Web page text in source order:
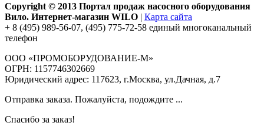
Copyright © 2013 Портал продаж насосного оборудования
Вило. Интернет-магазин WILO | Карта сайта
+ 8 (495) 989-56-07, (495) 775-72-58 единый многоканальный
телефон
ООО «ПРОМОБОРУДОВАНИЕ-М»
ОГРН: 1157746302669
Юридический адрес: 117623, г.Москва, ул.Дачная, д.7
Отправка заказа. Пожалуйста, подождите ...
Спасибо за заказ!